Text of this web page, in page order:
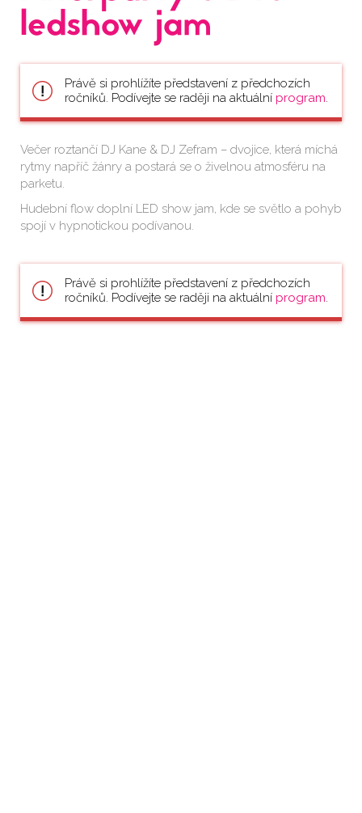
ledshow jam
Právě si prohlížíte představení z předchozích
ročníků. Podívejte se raději na aktuální program.
Večer roztančí DJ Kane & DJ Zefram – dvojice, která míchá
rytmy napříč žánry a postará se o živelnou atmosféru na
parketu.
Hudební flow doplní LED show jam, kde se světlo a pohyb
spojí v hypnotickou podívanou.
Právě si prohlížíte představení z předchozích
ročníků. Podívejte se raději na aktuální program.